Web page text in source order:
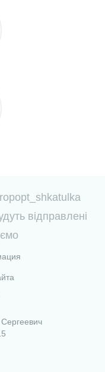
відправлені